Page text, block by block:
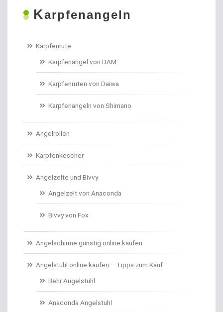
Karpfenangeln
Karpfenrute
Karpfenangel von DAM
Karpfenruten von Daiwa
Karpfenangeln von Shimano
Angelrollen
Karpfenkescher
Angelzelte und Bivvy
Angelzelt von Anaconda
Bivvy von Fox
Angelschirme günstig online kaufen
Angelstuhl online kaufen – Tipps zum Kauf
Behr Angelstuhl
Anaconda Angelstuhl